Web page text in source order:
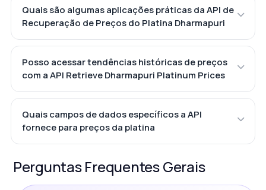
Quais são algumas aplicações práticas da API de
Recuperação de Preços do Platina Dharmapuri
Posso acessar tendências históricas de preços
com a API Retrieve Dharmapuri Platinum Prices
Quais campos de dados específicos a API
fornece para preços da platina
Perguntas Frequentes Gerais